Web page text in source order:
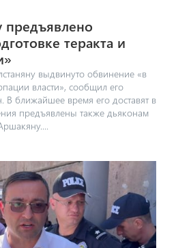
предъявлено
теракта и
выдвинуто обвинение «в
власти», сообщил его
В ближайшее время его доставят в
предъявлены также дьяконам